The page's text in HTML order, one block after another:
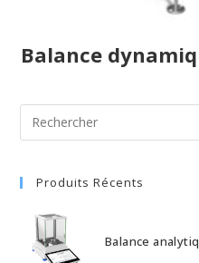
Balance
Produits Récents
Balance